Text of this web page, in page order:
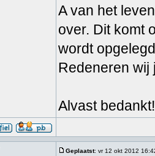
A van het
over. Dit komt
wordt
Redeneren wij
Alvast bedankt!
Geplaatst: vr 12 okt 2012